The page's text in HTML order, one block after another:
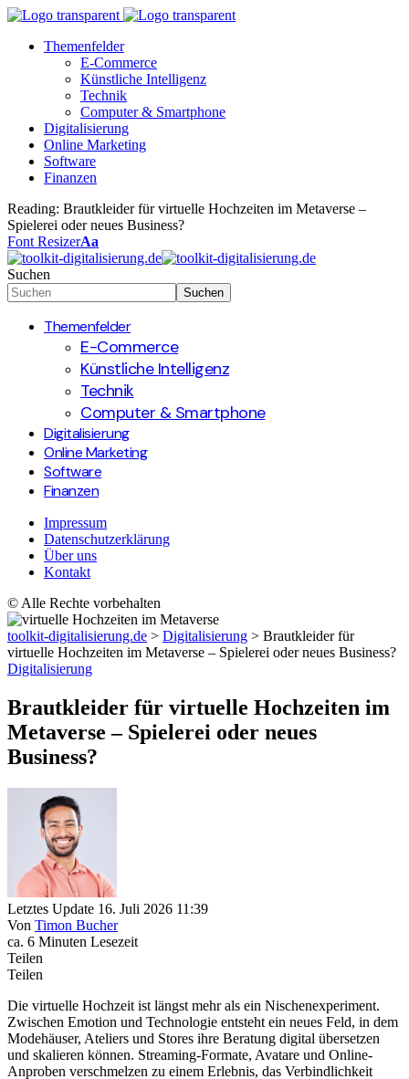
Themenfelder
E-Commerce
Künstliche Intelligenz
Technik
Computer & Smartphone
Digitalisierung
Online Marketing
Software
Finanzen
Reading: Brautkleider für virtuelle Hochzeiten im Metaverse –
Spielerei oder neues Business?
Font ResizerAa
Suchen
Themenfelder
E-Commerce
Künstliche Intelligenz
Technik
Computer & Smartphone
Digitalisierung
Online Marketing
Software
Finanzen
Impressum
Datenschutzerklärung
Über uns
Kontakt
© Alle Rechte vorbehalten
toolkit-digitalisierung.de > Digitalisierung > Brautkleider für
virtuelle Hochzeiten im Metaverse – Spielerei oder neues Business?
Digitalisierung
Brautkleider für virtuelle Hochzeiten im
Metaverse – Spielerei oder neues
Business?
Letztes Update 16. Juli 2026 11:39
Von Timon Bucher
ca. 6 Minuten Lesezeit
Teilen
Teilen
Die virtuelle Hochzeit ist längst mehr als ein Nischenexperiment.
Zwischen Emotion und Technologie entsteht ein neues Feld, in dem
Modehäuser, Ateliers und Stores ihre Beratung digital übersetzen
und skalieren können. Streaming-Formate, Avatare und Online-
Anproben verschmelzen zu einem Erlebnis, das Verbindlichkeit